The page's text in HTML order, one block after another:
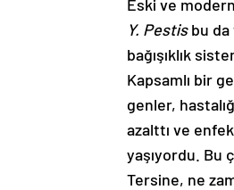
Eski ve
Y. Pestisbu da
bağışıklık
Kapsamlı bir
genler,
azalttı ve
yaşıyordu. Bu
Tersine, ne